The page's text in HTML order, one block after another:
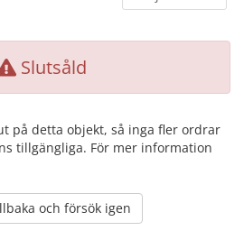
Slutsåld
på detta objekt, så inga fler ordrar
tillgängliga. För mer information
och försök igen